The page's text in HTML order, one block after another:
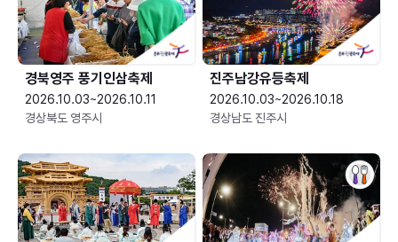
경북영주 풍기인삼축제
2026.10.03~2026.10.11
경상북도 영주시
진주남강유등축제
2026.10.03~2026.10.18
경상남도 진주시